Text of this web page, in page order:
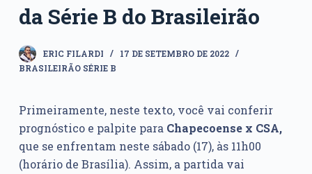
da Série B do Brasileirão
ERIC FILARDI
17 DE SETEMBRO DE 2022
BRASILEIRÃO SÉRIE B
Primeiramente, neste texto, você vai conferir
prognóstico e palpite para Chapecoense x CSA,
que se enfrentam neste sábado (17), às 11h00
(horário de Brasília). Assim, a partida vai